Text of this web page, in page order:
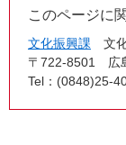
このページに
文化振興課
文
〒722-8501
広
Tel：(0848)25-